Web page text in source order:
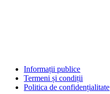
Informații publice
Termeni și condiții
Politica de confidențialitate